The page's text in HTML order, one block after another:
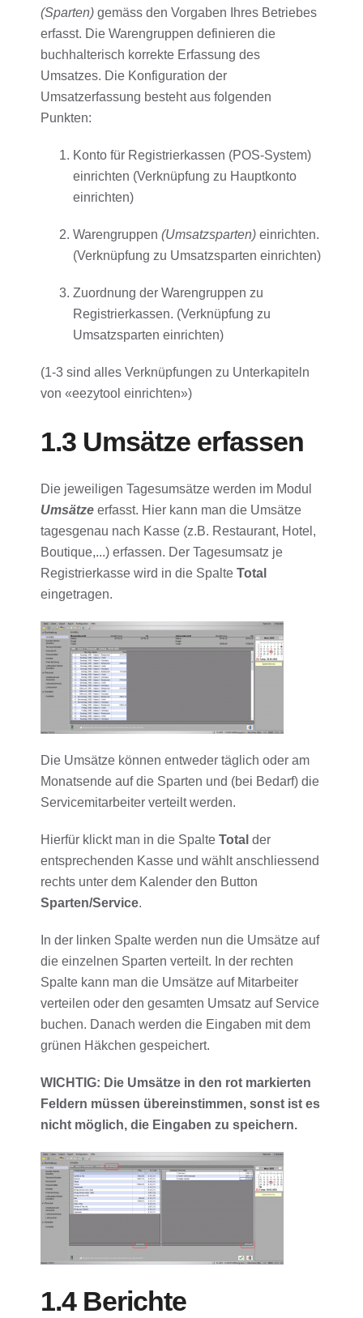
(Sparten) gemäss den Vorgaben Ihres Betriebes
erfasst. Die Warengruppen definieren die
buchhalterisch korrekte Erfassung des
Umsatzes. Die Konfiguration der
Umsatzerfassung besteht aus folgenden
Punkten:
Konto für Registrierkassen (POS-System)
einrichten (Verknüpfung zu Hauptkonto
einrichten)
Warengruppen (Umsatzsparten) einrichten.
(Verknüpfung zu Umsatzsparten einrichten)
Zuordnung der Warengruppen zu
Registrierkassen. (Verknüpfung zu
Umsatzsparten einrichten)
(1-3 sind alles Verknüpfungen zu Unterkapiteln
von «eezytool einrichten»)
1.3 Umsätze erfassen
Die jeweiligen Tagesumsätze werden im Modul
Umsätze erfasst. Hier kann man die Umsätze
tagesgenau nach Kasse (z.B. Restaurant, Hotel,
Boutique,...) erfassen. Der Tagesumsatz je
Registrierkasse wird in die Spalte Total
eingetragen.
Die Umsätze können entweder täglich oder am
Monatsende auf die Sparten und (bei Bedarf) die
Servicemitarbeiter verteilt werden.
Hierfür klickt man in die Spalte Total der
entsprechenden Kasse und wählt anschliessend
rechts unter dem Kalender den Button
Sparten/Service.
In der linken Spalte werden nun die Umsätze auf
die einzelnen Sparten verteilt. In der rechten
Spalte kann man die Umsätze auf Mitarbeiter
verteilen oder den gesamten Umsatz auf Service
buchen. Danach werden die Eingaben mit dem
grünen Häkchen gespeichert.
WICHTIG: Die Umsätze in den rot markierten
Feldern müssen übereinstimmen, sonst ist es
nicht möglich, die Eingaben zu speichern.
1.4 Berichte